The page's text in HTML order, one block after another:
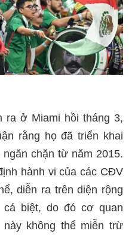
ra ở Miami hồi tháng 3,
rằng họ đã triển khai
chặn từ năm 2015.
hành vi của các CĐV
diễn ra trên diện rộng
biệt, do đó cơ quan
không thể miễn trừ